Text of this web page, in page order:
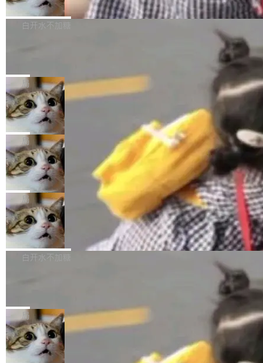
atePad Edge 升级至 HarmonyOS 6.1.0.135S
P9 patch03及以上版本。 *升级路径：设置 > 搜
来自中国开发者雷霄骅（Lei Xiaohua）。 对于
很多中国音视频开发者而言，这个名字并不陌
“启蒙老师”。 而今年，恰好是雷霄骅离世十周
年。FFmpeg 社区最终选择用一个大版本的名
字，留下了这份纪念。 雷霄骅曾是中国传媒大学
数字电视技术方向的博士生，长期从事视频、音
频技...
万元，超预算 860%
外媒近日曝光了亚马逊的多份内部报告显示，AI
导致公司在多个项目上超支。《金融时报》报道
编写程序，目标是完成电商平台作者信息与商品
列表的数据匹配 —— 一项常规的数据处理任
务，最终却产生了 180 万美元的账单，实际支出
超出原定预算 860%。 更令人意外的是，该项目
最终并未成功落地，而高额算力消耗持续运行长
达 5 个月，公司直到财务对账时才察觉异常。这
意味着一个无人看管的 AI 程序，在近半年时间
里日夜不停地"烧钱"。 复盘显示，...
白开水不加糖
e CEO Clément Delangue 在 CNBC 的采访里
没有拐弯抹角。他说中国正在赢得 AI 竞赛，而
且按目前的速度，中国 AI 工具预计在今年底或
2027 年就能追上美国前沿实验室的水平。 Dela
ngue 把原因归结为一件事：开放协作。中国的
AI 开发者在一个共享和协作的生态里加速迭代，
而美国模型厂商在"闭门造车"。他的原话是 "buil
ding in silos"——各自为战，互不通气。 这个判
断从他嘴里说出来分量不同。Hugging Face 是
全球最大的开源 AI 平台，上面跑着上百万个模
型。谁在开源赛道上领先，...
局
当 AI agent 把源码变成了最好的扩展系
统，开发者工具必须开源
五年前，David Crawshaw 问过很多软件工程师
一个问题：你写过什么给自己用的程序？答案几
乎都是没有。工程师们整天用别人写的程序写程
序给别人用。偶尔有人自己写个博客系统、智能
家居控制、家庭实验室，都算稀奇事。 Crawsh
aw 是 Shelley 的作者，一个开源 AI coding age
nt。他最近在博客上写了一篇文章，核心论点很
简单：开发者工具必须开源。 理由不是传统的自
由软件情怀，而是一个跟 AI agent 直接相关的
技术判断。 两行 prompt 就能个性化任何软件 C
局
DeepSeek Harness 宣布内测邀请，全
网最大规模开源 Agent 路演现场诞生
一条内测招募帖，发出去的时候大概没人想到它
会变成一场开源 Agent 生态的路演。 8月1日，
DeepSeek Harness 团队负责人崔添翼（tiany
i）在 X 上发帖： 「如果你是 Agent Harness 相
关开源项目的开发者，希望参加 DeepSeek Har
ness 的内测，可以回复或私信联系我。请附上
Harness 负责把能力落到真实环境中——调用工
具、读写文件、管理上下文、处理错误、完成闭
环。崔添翼招人的标...
局
商汤 SenseNova U1.5-Lite-Preview
开源
商汤科技宣布面向社区开源轻量级统一多模态模
型的预览版本 SenseNova U1.5-Lite-Preview。
理解、推理、生成与编辑，还仅以 8B-MoT 的轻
量大小，将能力推进到4K、更精细的真实质感、
更复杂的视觉控制和可持续迭代编辑。 相比 U
1，U1.5-Lite-Preview 在以下方向上带来了显著
白开水不加糖
nap。这次是 hwctl——一个用来检查 Ubuntu
硬件认证状态的命令行工具。 Canonical 工程师
Alan Griffiths 在邮件列表中说得很直白：「hwc
tl 是一个 Ubuntu 专有的包，它和它的依赖项都
局
Dario Amodei 担心新人来 Anthropic
只为金钱，不为使命
顶级 AI 研究员在两家公司之间来回跳，中间只